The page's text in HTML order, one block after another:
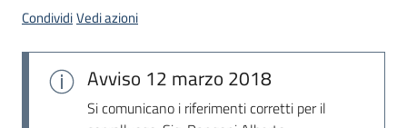
telematiche
CondividiVedi azioni
Avviso 12 marzo 2018
Si comunicano i riferimenti corretti per il